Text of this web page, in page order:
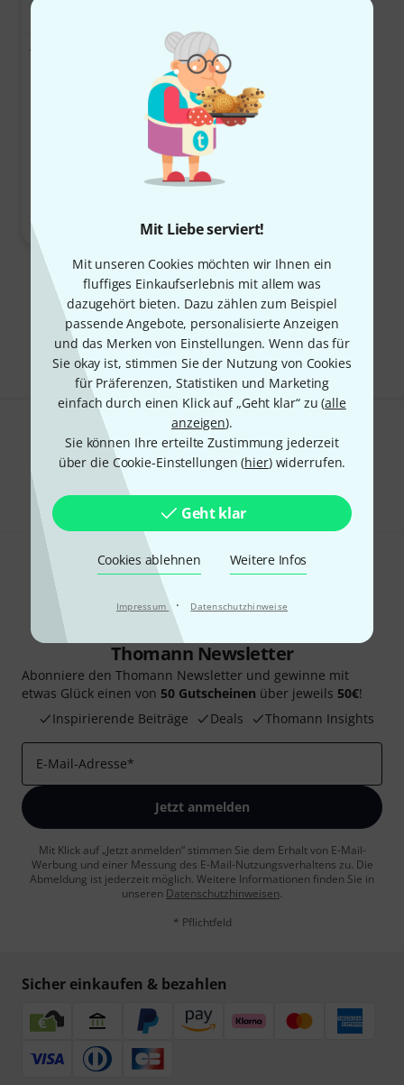
Mit Liebe serviert!
Mit unseren Cookies möchten wir Ihnen ein
fluffiges Einkaufserlebnis mit allem was
dazugehört bieten. Dazu zählen zum Beispiel
passende Angebote, personalisierte Anzeigen
und das Merken von Einstellungen. Wenn das für
Sie okay ist, stimmen Sie der Nutzung von Cookies
für Präferenzen, Statistiken und Marketing
einfach durch einen Klick auf „Geht klar“ zu (alle
anzeigen).
Sie können Ihre erteilte Zustimmung jederzeit
über die Cookie-Einstellungen (hier) widerrufen.
Geht klar
Cookies ablehnen Weitere Infos
Impressum · Datenschutzhinweise
Thomann Orchestra Music
4.5 von 5 Sternen aus 7928 Kundenbewertungen
7928
Sofort lieferbar
* Alle Preise inkl. MwSt. zzgl. Versandkosten
. Ab 29 € versenden
wir versandkostenfrei. Angebote solange der Vorrat reicht. Für
Druckfehler und Irrtümer wird keine Haftung übernommen. Die
Rechnung wird in EUR ausgestellt.
Gefällt Ihnen, was Sie sehen?
Teilen
Thomann Newsletter
Abonniere den Thomann Newsletter und gewinne mit
etwas Glück einen von 50 Gutscheinen über jeweils 50€!
Inspirierende Beiträge
Deals Thomann Insights
E-Mail-Adresse*
Jetzt anmelden
Mit Klick auf „Jetzt anmelden“ stimmen Sie dem Erhalt von E-Mail-
Werbung und einer Messung des E-Mail-Nutzungsverhaltens zu. Die
Abmeldung ist jederzeit möglich. Weitere Informationen finden Sie in
unseren Datenschutzhinweisen.
* Pflichtfeld
Sicher einkaufen & bezahlen